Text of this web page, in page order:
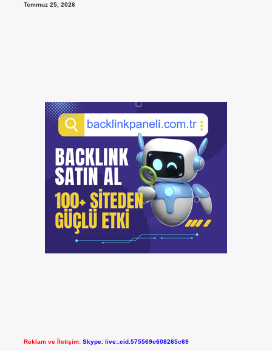
Temmuz 25, 2026
Reklam ve İletişim: Skype: live:.cid.575569c608265c69